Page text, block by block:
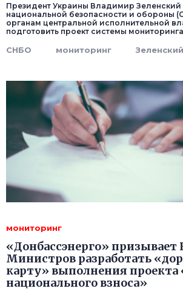
Президент Украины Владимир Зеленский
национальной безопасности и обороны
органам центральной исполнительной
подготовить проект системы
СНБО мониторинг Зеленский
мониторинг
«Донбассэнерго» призывает
Министров разработать
карту» выполнения проекта
национального взноса»